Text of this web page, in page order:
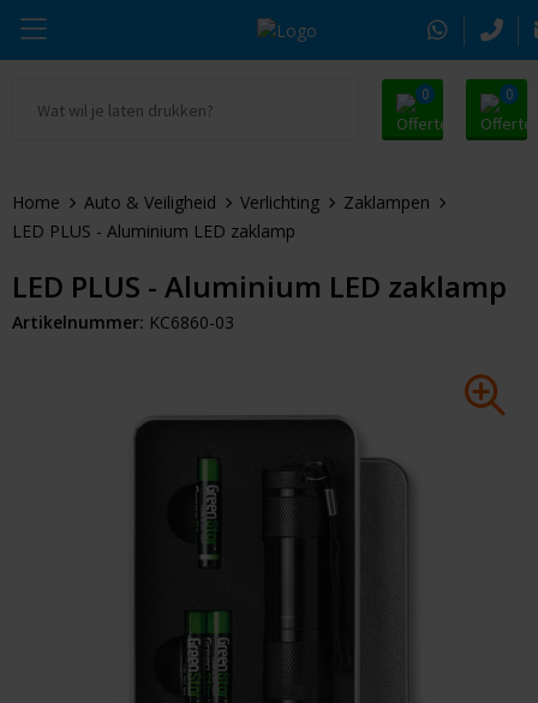
0 0
Drinkwaren
Tassen & Reizen
Sleutelhangers & Tools
Outdoor & Vrije Tijd
Auto & Veiligheid
Alle promosnoepje
Zomer
Kerst
Thule
Alle merken
Home Auto & Veiligheid Verlichting
Zaklampen
LED PLUS - Aluminium LED zaklamp
LED PLUS - Aluminium LED zaklamp
Artikelnummer: KC6860-03